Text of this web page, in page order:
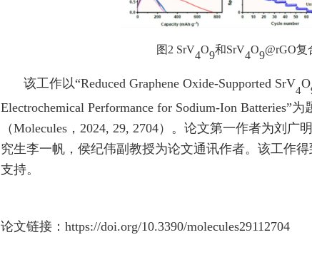
图 2 SrV4O9和SrV4O9@rGO复
该工作以“Reduced Graphene Oxide-Supported SrV4O
Electrochemical Performance for Sodium-Ion Batteries”为
（Molecules ， 2024, 29, 2704）。论文第一作者为刘广
究生李一帆，侯纪伟副教授为论文通讯作者。该工作
支持。
论文链接： https://doi.org/10.3390/molecules29112704